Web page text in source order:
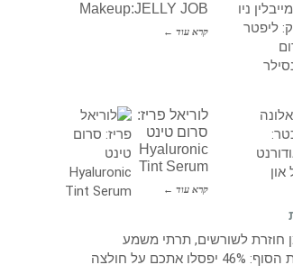
Makeup:JELLY JOB
קרא עוד ←
לוריאל פריז:
סרום טינט
Hyaluronic
Tint Serum
קרא עוד ←
חוזרת לשורשים, תרתי משמע
מריחים את הסוף: 46% יפסלו אתכם על חולצה